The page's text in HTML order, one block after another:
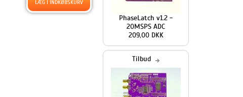
PhaseLatch v1.2 -
20MSPS ADC
209,00 DKK
Tilbud